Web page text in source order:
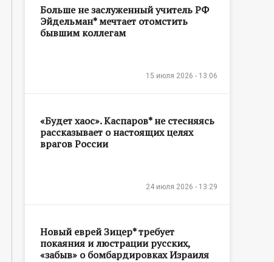
Больше не заслуженный учитель РФ
Эйдельман* мечтает отомстить
бывшим коллегам
15 июля 2026 - 13:06
«Будет хаос». Каспаров* не стесняясь
рассказывает о настоящих целях
врагов России
24 июля 2026 - 13:29
Новый еврей Зицер* требует
покаяния и люстрации русских,
«забыв» о бомбардировках Израиля